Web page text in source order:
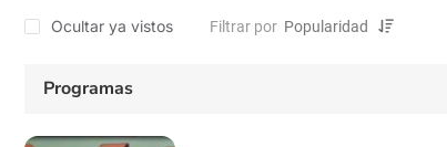
Ocultar ya vistos Filtrar por
Programas